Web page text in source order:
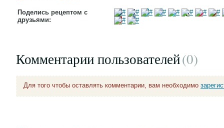
Поделись рецептом с
друзьями:
Комментарии пользователей(0)
Для того чтобы оставлять комментарии, вам необходимо